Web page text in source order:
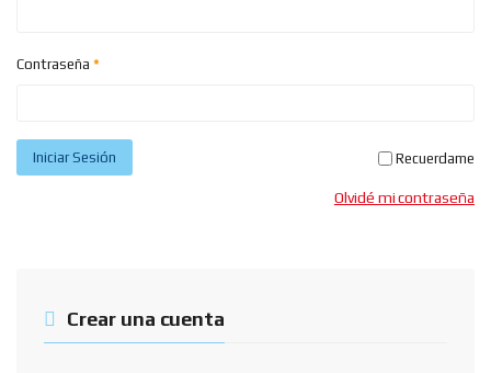
Contraseña *
Iniciar Sesión Recuerdame
Olvidé mi contraseña
Crear una cuenta